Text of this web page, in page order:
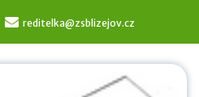
reditelka@zsblizejov.cz